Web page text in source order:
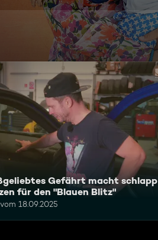
Gefährt macht schlapp
für den "Blauen Blitz"
18.09.2025